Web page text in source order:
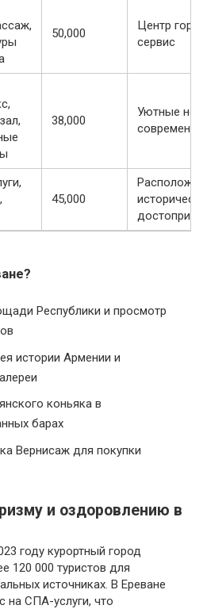
50,000
Центр
сервис
38,000
Уютные
45,000
Республики и просмотр
истории Армении и
коньяка в
барах
Вернисаж для покупки
и оздоровлению в
году курортный город
120 000 туристов для
источниках. В Ереване
на СПА-услуги, что